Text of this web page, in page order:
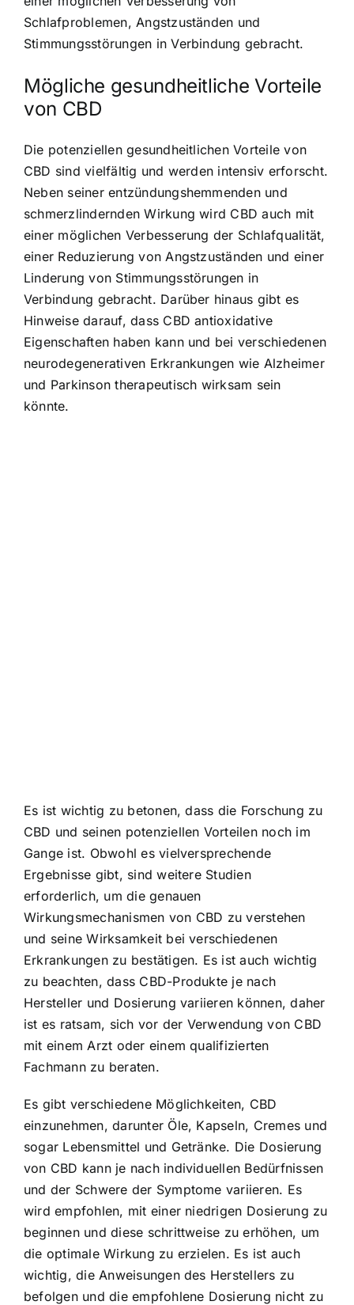
Schlafproblemen, Angstzuständen und
Stimmungsstörungen in Verbindung gebracht.
Mögliche gesundheitliche Vorteile
von CBD
Die potenziellen gesundheitlichen Vorteile von
CBD sind vielfältig und werden intensiv erforscht.
Neben seiner entzündungshemmenden und
schmerzlindernden Wirkung wird CBD auch mit
einer möglichen Verbesserung der Schlafqualität,
einer Reduzierung von Angstzuständen und einer
Linderung von Stimmungsstörungen in
Verbindung gebracht. Darüber hinaus gibt es
Hinweise darauf, dass CBD antioxidative
Eigenschaften haben kann und bei verschiedenen
neurodegenerativen Erkrankungen wie Alzheimer
und Parkinson therapeutisch wirksam sein
könnte.
Es ist wichtig zu betonen, dass die Forschung zu
CBD und seinen potenziellen Vorteilen noch im
Gange ist. Obwohl es vielversprechende
Ergebnisse gibt, sind weitere Studien
erforderlich, um die genauen
Wirkungsmechanismen von CBD zu verstehen
und seine Wirksamkeit bei verschiedenen
Erkrankungen zu bestätigen. Es ist auch wichtig
zu beachten, dass CBD-Produkte je nach
Hersteller und Dosierung variieren können, daher
ist es ratsam, sich vor der Verwendung von CBD
mit einem Arzt oder einem qualifizierten
Fachmann zu beraten.
Es gibt verschiedene Möglichkeiten, CBD
einzunehmen, darunter Öle, Kapseln, Cremes und
sogar Lebensmittel und Getränke. Die Dosierung
von CBD kann je nach individuellen Bedürfnissen
und der Schwere der Symptome variieren. Es
wird empfohlen, mit einer niedrigen Dosierung zu
beginnen und diese schrittweise zu erhöhen, um
die optimale Wirkung zu erzielen. Es ist auch
wichtig, die Anweisungen des Herstellers zu
befolgen und die empfohlene Dosierung nicht zu